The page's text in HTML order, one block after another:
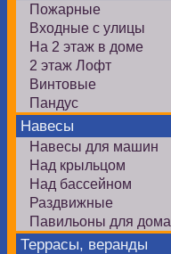
Пожарные
Входные с улицы
На 2 этаж в доме
2 этаж Лофт
Винтовые
Пандус
Навесы
Навесы для машин
Над крыльцом
Над бассейном
Раздвижные
Павильоны для дома
Террасы, веранды